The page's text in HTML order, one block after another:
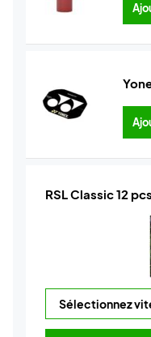
RSL Classic 12